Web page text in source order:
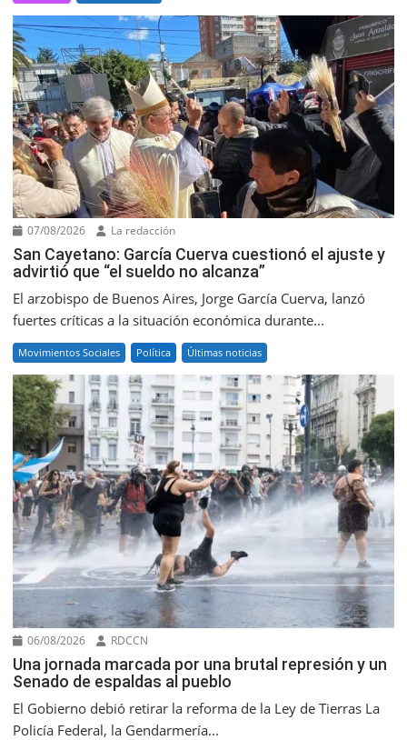
07/08/2026 La redacción
San Cayetano: García Cuerva cuestionó el ajuste y
advirtió que “el sueldo no alcanza”
El arzobispo de Buenos Aires, Jorge García Cuerva, lanzó
fuertes críticas a la situación económica durante...
Movimientos Sociales Política Últimas noticias
06/08/2026 RDCCN
Una jornada marcada por una brutal represión y un
Senado de espaldas al pueblo
El Gobierno debió retirar la reforma de la Ley de Tierras La
Policía Federal, la Gendarmería...